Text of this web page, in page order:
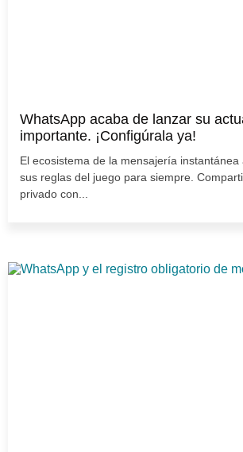
WhatsApp acaba de lanzar su
importante. ¡Configúrala ya!
El ecosistema de la mensajería
sus reglas del juego para siempre.
privado con...